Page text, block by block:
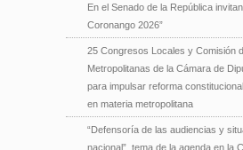
En el Senado de la República
Coronango 2026”
25 Congresos Locales y Comisión
Metropolitanas de la Cámara de
para impulsar reforma
en materia metropolitana
“Defensoría de las audiencias y
nacional”, tema de la agenda en la